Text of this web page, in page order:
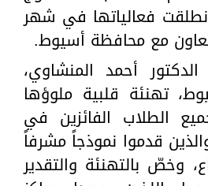
فعالياتها في شهر
مع محافظة أسيوط.
أحمد المنشاوي،
تهنئة قلبية ملوؤها
الطلاب الفائزين في
قدموا نموذجاً مشرفاً
وخصّ بالتهنئة والتقدير